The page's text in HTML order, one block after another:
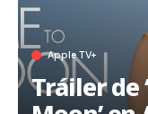
Apple TV+
Tráiler de